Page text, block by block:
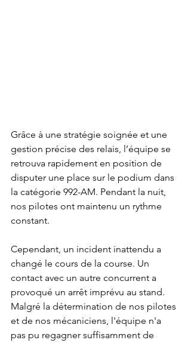
Grâce à une stratégie soignée et une
gestion précise des relais, l’équipe se
retrouva rapidement en position de
disputer une place sur le podium dans
la catégorie 992-AM. Pendant la nuit,
nos pilotes ont maintenu un rythme
constant.
Cependant, un incident inattendu a
changé le cours de la course. Un
contact avec un autre concurrent a
provoqué un arrêt imprévu au stand.
Malgré la détermination de nos pilotes
et de nos mécaniciens, l'équipe n'a
pas pu regagner suffisamment de